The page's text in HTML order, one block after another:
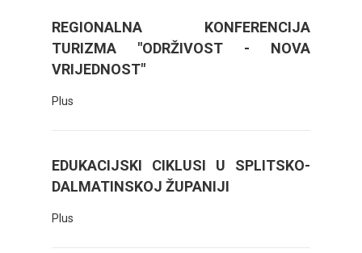
REGIONALNA KONFERENCIJA
TURIZMA "ODRŽIVOST - NOVA
VRIJEDNOST"
Plus
EDUKACIJSKI CIKLUSI U SPLITSKO-
DALMATINSKOJ ŽUPANIJI
Plus